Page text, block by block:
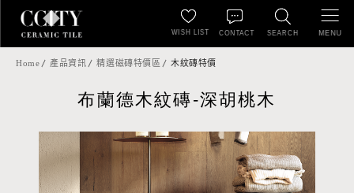
SEARCH
WISH LIST CONTACT MENU
Home 產品資訊 精選磁磚特價區 木紋磚特價
布蘭德木紋磚-深胡桃木